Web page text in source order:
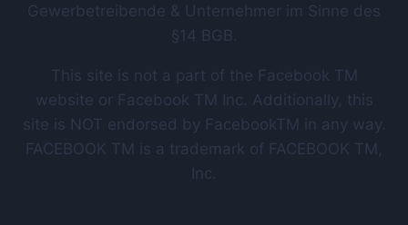
Gewerbetreibende & Unternehmer im Sinne des
§14 BGB.
This site is not a part of the Facebook TM
website or Facebook TM Inc. Additionally, this
site is NOT endorsed by FacebookTM in any way.
FACEBOOK TM is a trademark of FACEBOOK TM,
Inc.